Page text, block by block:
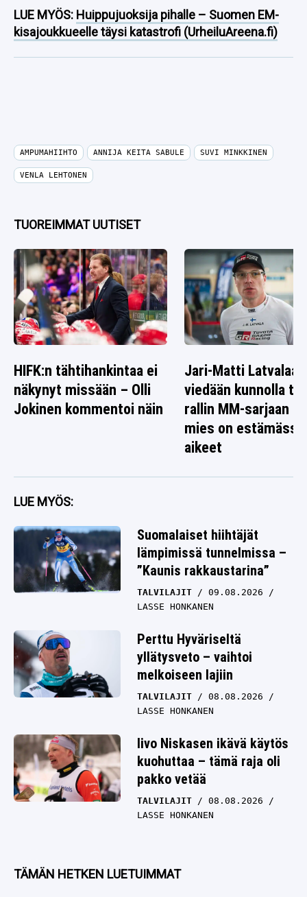
LUE MYÖS: Huippujuoksija pihalle – Suomen EM-
kisajoukkueelle täysi katastrofi (UrheiluAreena.fi)
AMPUMAHIIHTO ANNIJA KEITA SABULE SUVI MINKKINEN
VENLA LEHTONEN
TUOREIMMAT UUTISET
HIFK:n tähtihankintaa ei
näkynyt missään – Olli
Jokinen kommentoi näin
Jari-Matti Latvalaa
viedään kunnolla
rallin MM-sarjaan –
mies on estämässä
aikeet
LUE MYÖS:
Suomalaiset hiihtäjät
lämpimissä tunnelmissa –
”Kaunis rakkaustarina”
TALVILAJIT
09.08.2026
LASSE HONKANEN
Perttu Hyväriseltä
yllätysveto – vaihtoi
melkoiseen lajiin
TALVILAJIT
08.08.2026
LASSE HONKANEN
Iivo Niskasen ikävä käytös
kuohuttaa – tämä raja oli
pakko vetää
TALVILAJIT
08.08.2026
LASSE HONKANEN
TÄMÄN HETKEN LUETUIMMAT